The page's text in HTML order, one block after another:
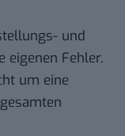
und
eigenen Fehler.
um eine